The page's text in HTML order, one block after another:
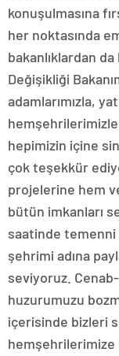
konuşulmasına
her noktasında
bakanlıklardan
Değişikliği
adamlarımızla,
hepimizin içine
çok teşekkür
projelerine hem
bütün imkanları
saatinde
şehrimi adına
seviyoruz.
huzurumuzu
içerisinde bizleri
hemşehrilerimize